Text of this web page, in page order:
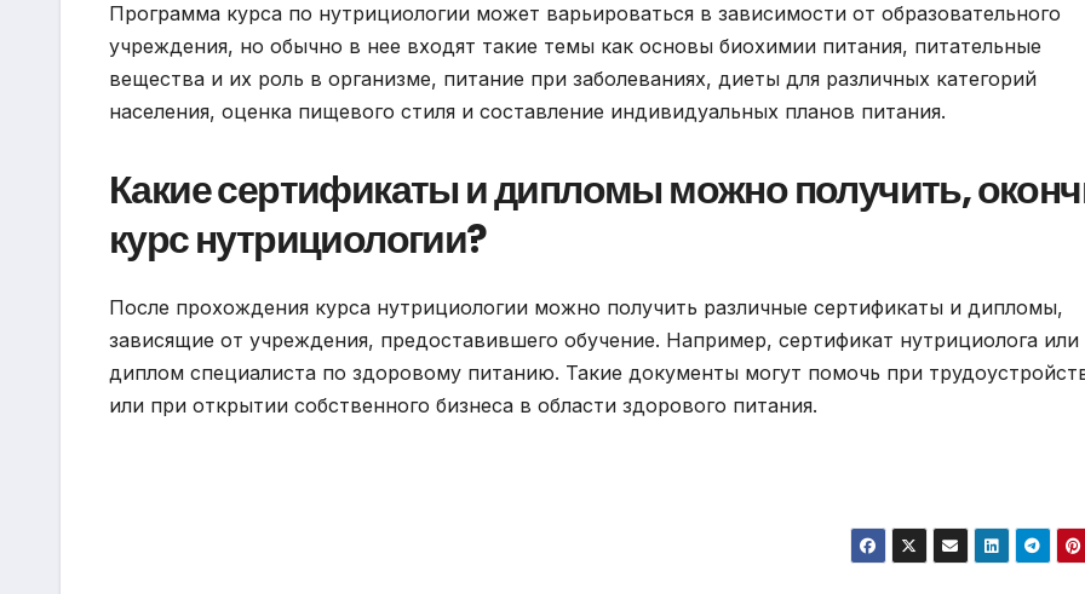
Программа курса по нутрициологии может варьироваться в зависимости от образовательного
учреждения, но обычно в нее входят такие темы как основы биохимии питания, питательные
вещества и их роль в организме, питание при заболеваниях, диеты для различных категорий
населения, оценка пищевого стиля и составление индивидуальных планов питания.
Какие сертификаты и дипломы можно получить,
курс нутрициологии?
После прохождения курса нутрициологии можно получить различные сертификаты и дипломы,
зависящие от учреждения, предоставившего обучение. Например, сертификат нутрициолога или
диплом специалиста по здоровому питанию. Такие документы могут помочь при
или при открытии собственного бизнеса в области здорового питания.